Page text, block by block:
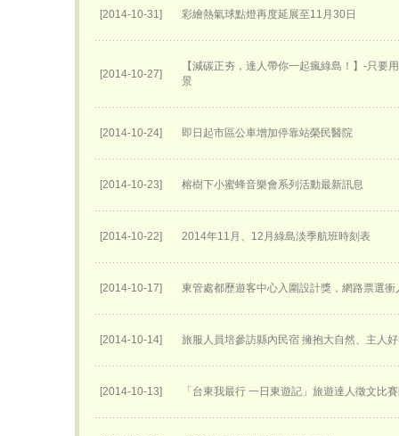
[2014-10-31] 彩繪熱氣球點燈再度延展至11月30日
[2014-10-27]
【減碳正夯，達人帶你一起瘋綠島！】-只要
景
[2014-10-24] 即日起市區公車增加停靠站榮民醫院
[2014-10-23] 榕樹下小蜜蜂音樂會系列活動最新訊息
[2014-10-22] 2014年11月、12月綠島淡季航班時刻表
[2014-10-17] 東管處都歷遊客中心入圍設計獎，網路票選衝
[2014-10-14] 旅服人員培參訪縣內民宿 擁抱大自然、主人
[2014-10-13] 「台東我最行 一日東遊記」旅遊達人徵文比